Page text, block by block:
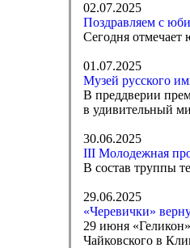
02.07.2025
Поздравляем с
Сегодня отмечает
01.07.2025
Музей русского
В преддверии
в удивительный
30.06.2025
III Молодежная
В состав труппы
29.06.2025
«Черевички»
29 июня
Чайковского в